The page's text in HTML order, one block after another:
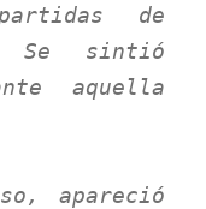
de
Se sintió
aquella
apareció